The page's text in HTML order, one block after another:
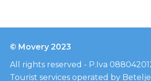
© Movery 2023
All rights reserved - P.Iva
Tourist services operated by